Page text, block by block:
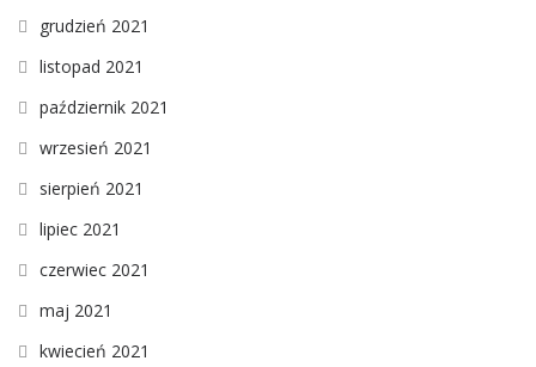
grudzień 2021
listopad 2021
październik 2021
wrzesień 2021
sierpień 2021
lipiec 2021
czerwiec 2021
maj 2021
kwiecień 2021